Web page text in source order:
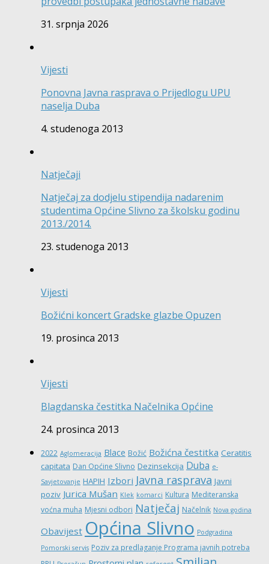
31. srpnja 2026
Vijesti
Ponovna Javna rasprava o Prijedlogu UPU
naselja Duba
4. studenoga 2013
Natječaji
Natječaj za dodjelu stipendija nadarenim
studentima Općine Slivno za školsku godinu
2013./2014.
23. studenoga 2013
Vijesti
Božićni koncert Gradske glazbe Opuzen
19. prosinca 2013
Vijesti
Blagdanska čestitka Načelnika Općine
24. prosinca 2013
2022 Aglomeracija Blace Božić Božićna čestitka Ceratitis
capitata Dan Općine Slivno Dezinsekcija Duba e-
Savjetovanje HAPIH Izbori Javna rasprava Javni
poziv Jurica Mušan Klek komarci Kultura Mediteranska
voćna muha Mjesni odbori Natječaj Načelnik Nova godina
Obavijest Općina Slivno Podgradina
Pomorski servis Poziv za predlaganje Programa javnih potreba